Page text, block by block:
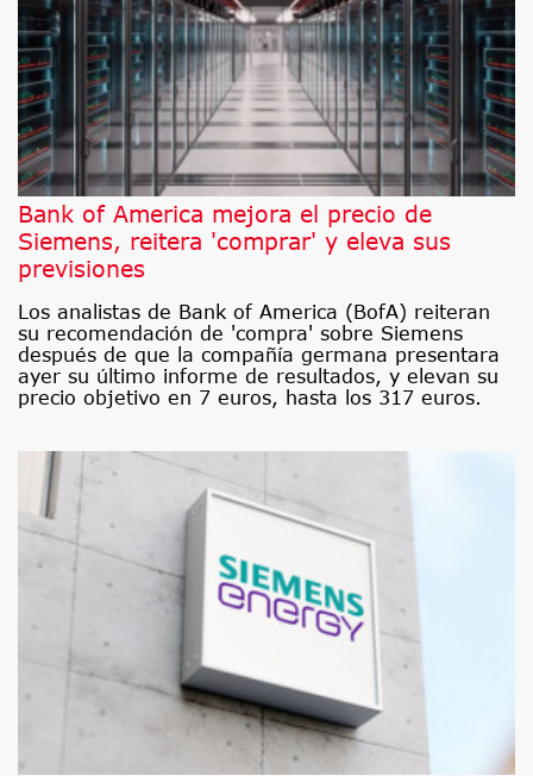
Bank of America mejora el precio de
Siemens, reitera 'comprar' y eleva sus
previsiones
Los analistas de Bank of America (BofA) reiteran
su recomendación de 'compra' sobre Siemens
después de que la compañía germana presentara
ayer su último informe de resultados, y elevan su
precio objetivo en 7 euros, hasta los 317 euros.